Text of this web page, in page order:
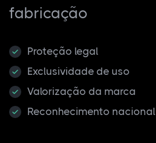
fabricação
Proteção legal
Exclusividade de uso
Valorização da marca
Reconhecimento nacional